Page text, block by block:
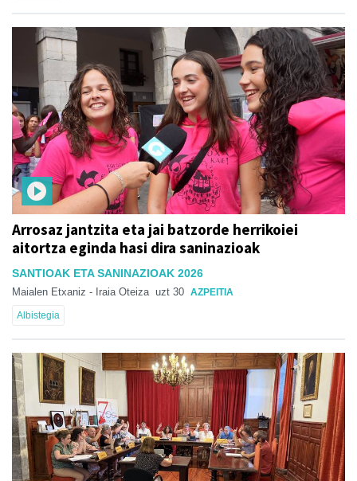
Arrosaz jantzita eta jai batzorde herrikoiei
aitortza eginda hasi dira saninazioak
SANTIOAK ETA SANINAZIOAK 2026
Maialen Etxaniz - Iraia Oteiza uzt 30 AZPEITIA
Albistegia